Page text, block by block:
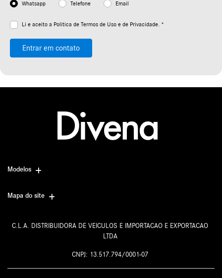
Whatsapp Telefone Email
Li e aceito a Política de Termos de Uso e de Privacidade. *
Entrar em contato
Modelos
Mapa do site
C.L.A. DISTRIBUIDORA DE VEICULOS E IMPORTACAO E EXPORTACAO
LTDA
CNPJ: 13.517.794/0001-07